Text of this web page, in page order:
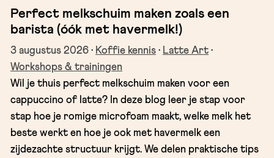
Perfect melkschuim maken zoals een
barista (óók met havermelk!)
3 augustus 2026 · Koffie kennis · Latte Art ·
Workshops & trainingen
Wil je thuis perfect melkschuim maken voor een
cappuccino of latte? In deze blog leer je stap voor
stap hoe je romige microfoam maakt, welke melk het
beste werkt en hoe je ook met havermelk een
zijdezachte structuur krijgt. We delen praktische tips